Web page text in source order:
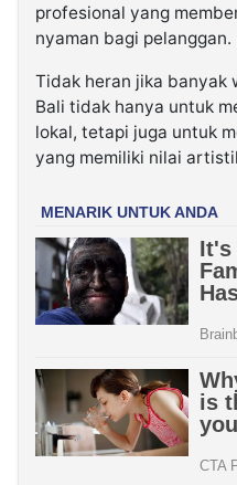
profesional yang
nyaman bagi pelanggan.
Tidak heran jika banyak
Bali tidak hanya untuk
lokal, tetapi juga untuk
yang memiliki nilai